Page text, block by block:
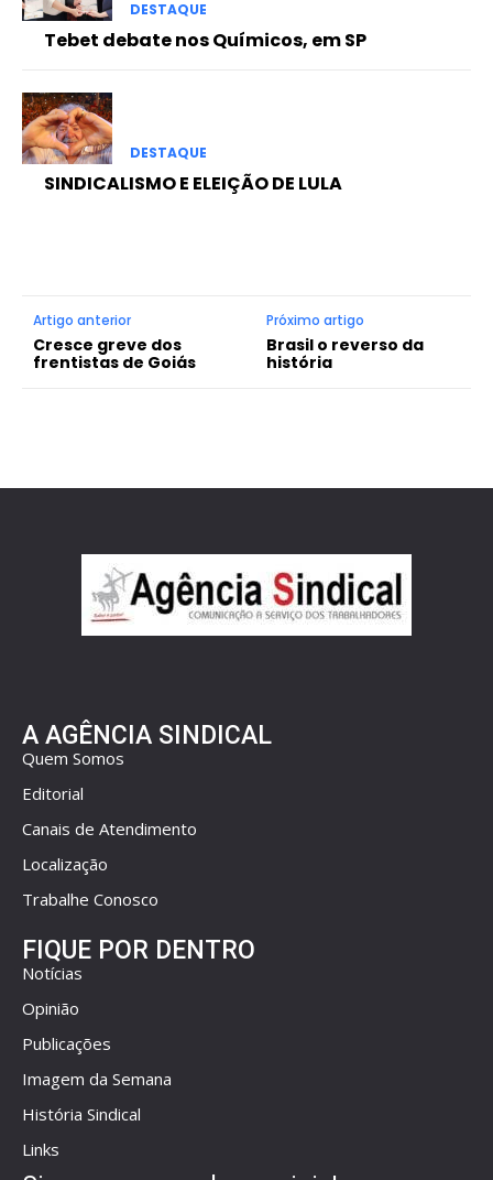
DESTAQUE
Tebet debate nos Químicos, em SP
DESTAQUE
SINDICALISMO E ELEIÇÃO DE LULA
Artigo anterior
Cresce greve dos
frentistas de Goiás
Próximo artigo
Brasil o reverso da
história
A AGÊNCIA SINDICAL
Quem Somos
Editorial
Canais de Atendimento
Localização
Trabalhe Conosco
FIQUE POR DENTRO
Notícias
Opinião
Publicações
Imagem da Semana
História Sindical
Links